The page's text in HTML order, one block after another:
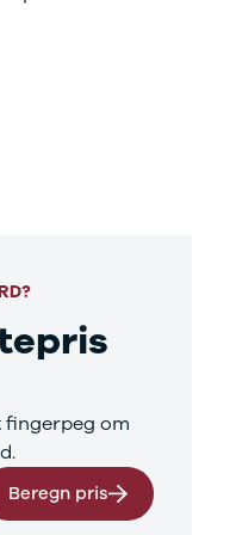
fingerpeg om
Beregn pris